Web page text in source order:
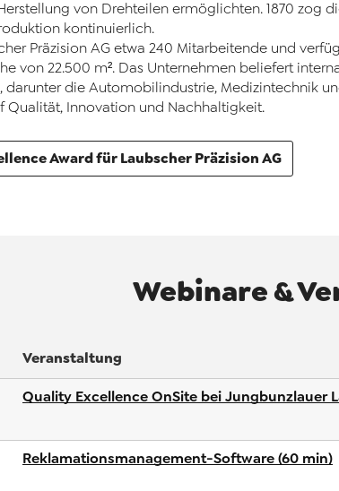
von Drehteilen ermöglichten. 1870 zog
kontinuierlich.
Präzision AG etwa 240 Mitarbeitende und
von 22.500 m². Das Unternehmen beliefert
darunter die Automobilindustrie, Medizintechnik
Qualität, Innovation und Nachhaltigkeit.
Award für Laubscher Präzision AG
Webinare &
Veranstaltung
Quality Excellence OnSite bei Jungbunzlauer
Reklamationsmanagement-Software (60 min)